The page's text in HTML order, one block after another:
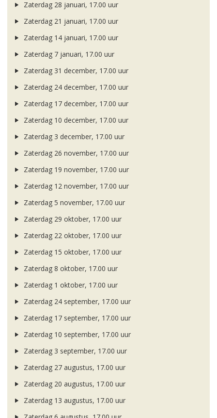
Zaterdag 28 januari, 17.00 uur
Zaterdag 21 januari, 17.00 uur
Zaterdag 14 januari, 17.00 uur
Zaterdag 7 januari, 17.00 uur
Zaterdag 31 december, 17.00 uur
Zaterdag 24 december, 17.00 uur
Zaterdag 17 december, 17.00 uur
Zaterdag 10 december, 17.00 uur
Zaterdag 3 december, 17.00 uur
Zaterdag 26 november, 17.00 uur
Zaterdag 19 november, 17.00 uur
Zaterdag 12 november, 17.00 uur
Zaterdag 5 november, 17.00 uur
Zaterdag 29 oktober, 17.00 uur
Zaterdag 22 oktober, 17.00 uur
Zaterdag 15 oktober, 17.00 uur
Zaterdag 8 oktober, 17.00 uur
Zaterdag 1 oktober, 17.00 uur
Zaterdag 24 september, 17.00 uur
Zaterdag 17 september, 17.00 uur
Zaterdag 10 september, 17.00 uur
Zaterdag 3 september, 17.00 uur
Zaterdag 27 augustus, 17.00 uur
Zaterdag 20 augustus, 17.00 uur
Zaterdag 13 augustus, 17.00 uur